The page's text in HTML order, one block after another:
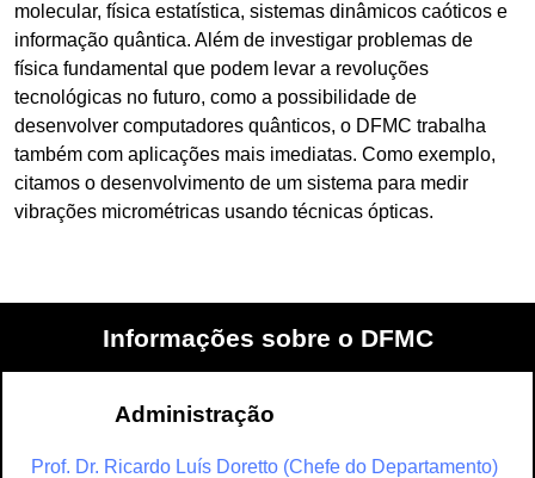
molecular, física estatística, sistemas dinâmicos caóticos e
informação quântica. Além de investigar problemas de
física fundamental que podem levar a revoluções
tecnológicas no futuro, como a possibilidade de
desenvolver computadores quânticos, o DFMC trabalha
também com aplicações mais imediatas. Como exemplo,
citamos o desenvolvimento de um sistema para medir
vibrações micrométricas usando técnicas ópticas.
Informações sobre o DFMC
Administração
Prof. Dr. Ricardo Luís Doretto (Chefe do Departamento)